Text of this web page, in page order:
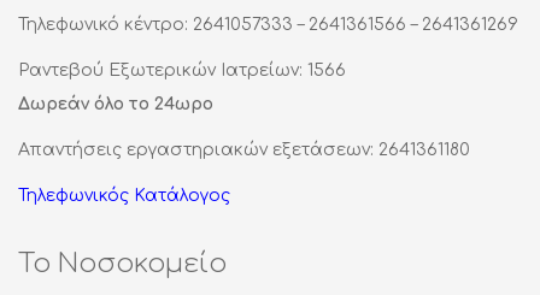
Τηλεφωνικό κέντρο: 2641057333 – 2641361566 – 2641361269
Ραντεβού Εξωτερικών Ιατρείων: 1566
Δωρεάν όλο το 24ωρο
Απαντήσεις εργαστηριακών εξετάσεων: 2641361180
Τηλεφωνικός Κατάλογος
Το Νοσοκομείο